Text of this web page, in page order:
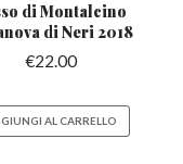
di Montalcino
di Neri 2018
€22.00
AL CARRELLO